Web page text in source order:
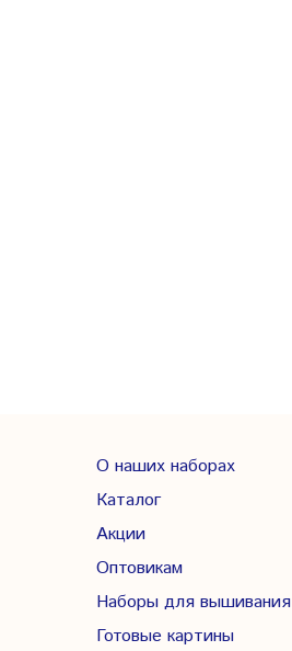
О наших наборах
Каталог
Акции
Оптовикам
Наборы для вышивания
Готовые картины